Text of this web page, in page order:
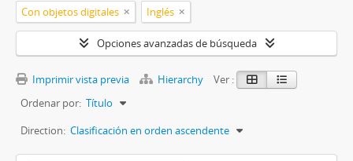
Con objetos digitales Inglés
Opciones avanzadas de búsqueda
Imprimir vista previa Hierarchy
Ver :
Ordenar por: Título
Direction: Clasificación en orden ascendente